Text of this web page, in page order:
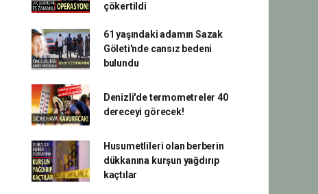
çökertildi
61 yaşındaki adamın Sazak
Göleti'nde cansız bedeni
bulundu
Denizli'de termometreler 40
dereceyi görecek!
Husumetlileri olan berberin
dükkanına kurşun yağdırıp
kaçtılar